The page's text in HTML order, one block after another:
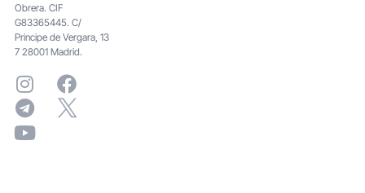
Obrera. CIF
G83365445. C/
Principe de Vergara, 13
7 28001 Madrid.